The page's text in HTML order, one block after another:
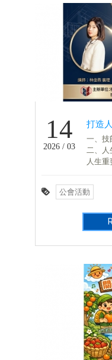
14
2026 / 03
一、技
二、人
人生重
退休金
長照金
四、
五、法
八、確
公會活動